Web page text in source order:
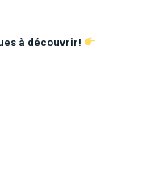
à découvrir!